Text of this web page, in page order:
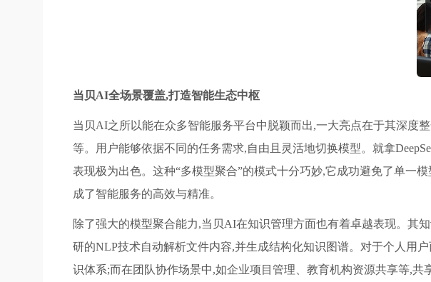
当贝AI全场景覆盖,打造智能生态中枢
当贝AI之所以能在众多智能服务平台中脱颖而出,一大亮点在于其深度
等。用户能够依据不同的任务需求,自由且灵活地切换模型。就拿
表现极为出色。这种“多模型聚合”的模式十分巧妙,它成功避免了单一
成了智能服务的高效与精准。
除了强大的模型聚合能力,当贝AI在知识管理方面也有着卓越表现。其
研的NLP技术自动解析文件内容,并生成结构化知识图谱。对于个人用
识体系;而在团队协作场景中,如企业项目管理、教育机构资源共享等,